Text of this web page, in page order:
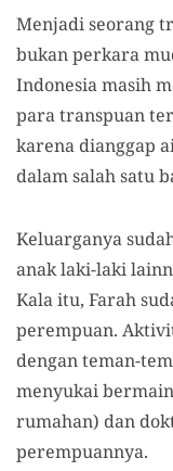
Menjadi seorang
bukan perkara
Indonesia masih
para transpuan
karena dianggap
dalam salah satu
Keluarganya
anak laki-laki
Kala itu, Farah
perempuan.
dengan teman-
menyukai bermain
rumahan) dan
perempuannya.